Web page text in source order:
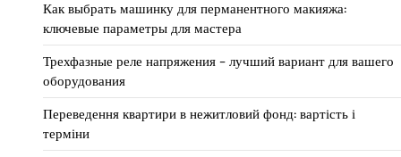
Как выбрать машинку для перманентного макияжа:
ключевые параметры для мастера
Трехфазные реле напряжения – лучший вариант для вашего
оборудования
Переведення квартири в нежитловий фонд: вартість і
терміни